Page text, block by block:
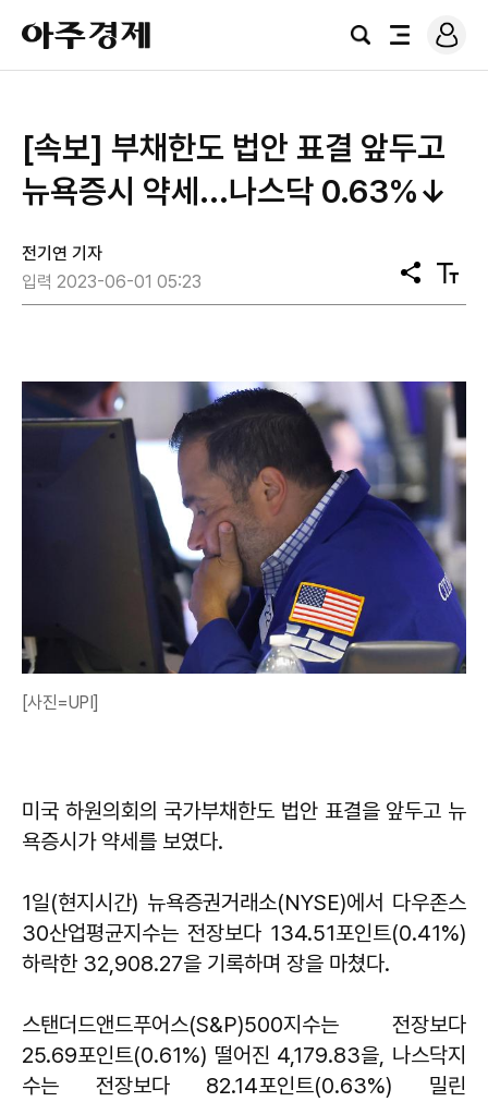
아
주
경
검
전
로
그
[속보] 부채한도 법안 표결 앞두고
뉴욕증시 약세...나스닥 0.63%↓
전기연 기자
입력 2023-06-01 05:23
공
유
텍
스
[사진=UPI]
미국 하원의회의 국가부채한도 법안 표결을 앞두고 뉴
욕증시가 약세를 보였다.
1일(현지시간) 뉴욕증권거래소(NYSE)에서 다우존스
30산업평균지수는 전장보다 134.51포인트(0.41%)
하락한 32,908.27을 기록하며 장을 마쳤다.
스탠더드앤드푸어스(S&P)500지수는 전장보다
25.69포인트(0.61%) 떨어진 4,179.83을, 나스닥지
수는 전장보다 82.14포인트(0.63%) 밀린